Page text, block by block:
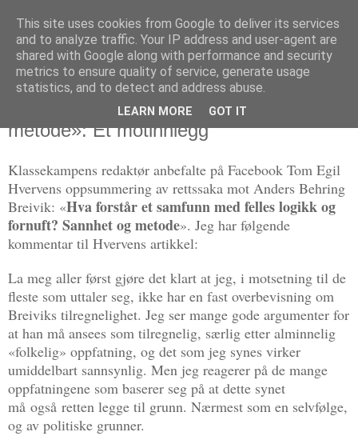
Politikus
mandag 25. juni 2012
Tom Egil Hvervens artikkel «Sannhet og
metode»: Et motinnlegg
Klassekampens redaktør anbefalte på Facebook Tom Egil
Hvervens oppsummering av rettssaka mot Anders Behring
Breivik: «Hva forstår et samfunn med felles logikk og
fornuft? Sannhet og metode». Jeg har følgende
kommentar til Hvervens artikkel:
La meg aller først gjøre det klart at jeg, i motsetning til de
fleste som uttaler seg, ikke har en fast overbevisning om
Breiviks tilregnelighet. Jeg ser mange gode argumenter for
at han må ansees som tilregnelig, særlig etter alminnelig
«folkelig» oppfatning, og det som jeg synes virker
umiddelbart sannsynlig. Men jeg reagerer på de mange
oppfatningene som baserer seg på at dette synet
må også retten legge til grunn. Nærmest som en selvfølge,
og av politiske grunner.
This site uses cookies from Google to deliver its services
and to analyze traffic. Your IP address and user-agent are
shared with Google along with performance and security
metrics to ensure quality of service, generate usage
statistics, and to detect and address abuse.
LEARN MORE GOT IT